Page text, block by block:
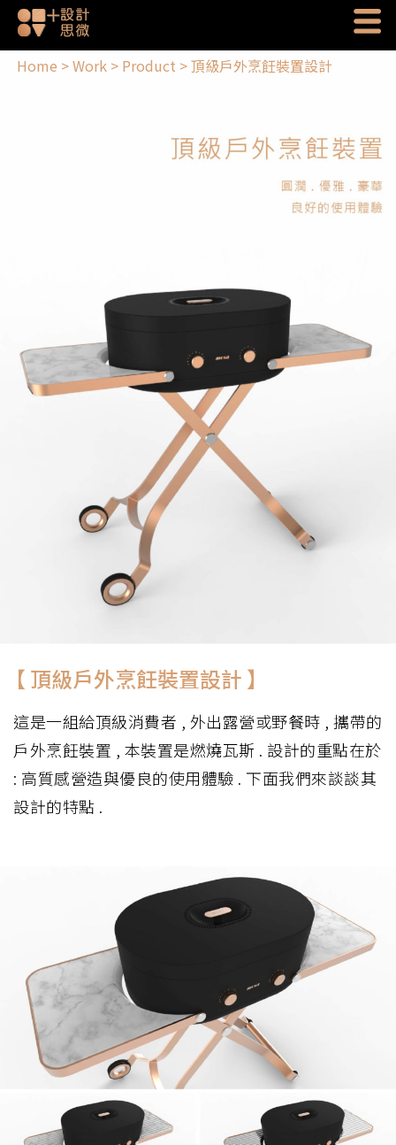
Home >Work > Product >頂級戶外烹飪裝置設計
【 頂級戶外烹飪裝置設計 】
這是一組給頂級消費者 , 外出露營或野餐時 , 攜帶的
戶外烹飪裝置 , 本裝置是燃燒瓦斯 . 設計的重點在於
: 高質感營造與優良的使用體驗 . 下面我們來談談其
設計的特點 .